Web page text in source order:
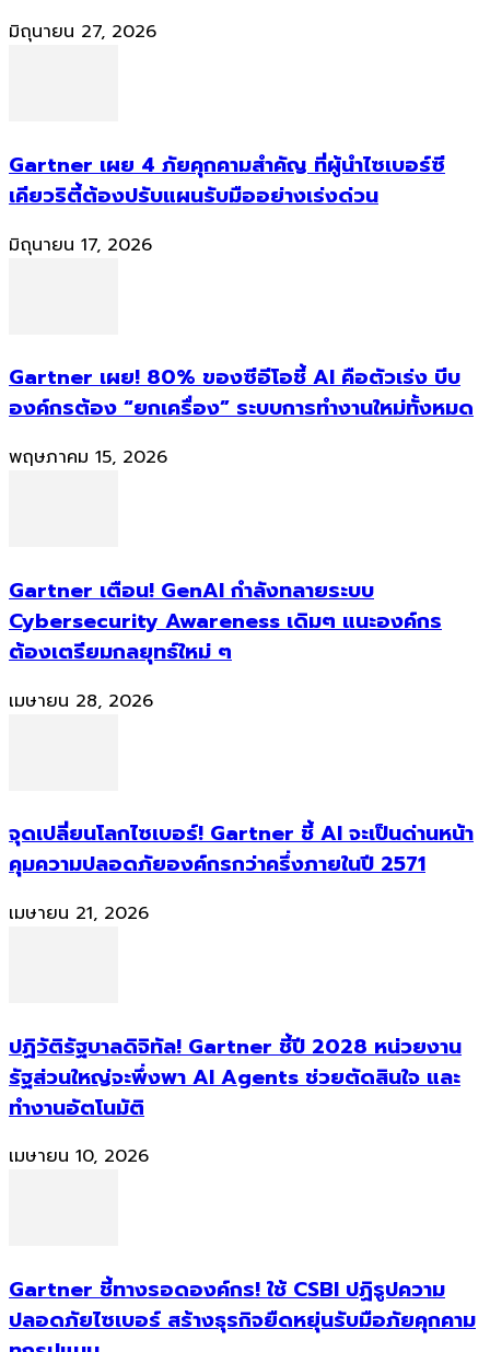
มิถุนายน 27, 2026
Gartner เผย 4 ภัยคุกคามสำคัญ ที่ผู้นำไซเบอร์ซี
เคียวริตี้ต้องปรับแผนรับมืออย่างเร่งด่วน
มิถุนายน 17, 2026
Gartner เผย! 80% ของซีอีโอชี้ AI คือตัวเร่ง บีบ
องค์กรต้อง “ยกเครื่อง” ระบบการทำงานใหม่ทั้งหมด
พฤษภาคม 15, 2026
Gartner เตือน! GenAI กำลังทลายระบบ
Cybersecurity Awareness เดิมๆ แนะองค์กร
ต้องเตรียมกลยุทธ์ใหม่ ๆ
เมษายน 28, 2026
จุดเปลี่ยนโลกไซเบอร์! Gartner ชี้ AI จะเป็นด่านหน้า
คุมความปลอดภัยองค์กรกว่าครึ่งภายในปี 2571
เมษายน 21, 2026
ปฏิวัติรัฐบาลดิจิทัล! Gartner ชี้ปี 2028 หน่วยงาน
รัฐส่วนใหญ่จะพึ่งพา AI Agents ช่วยตัดสินใจ และ
ทำงานอัตโนมัติ
เมษายน 10, 2026
Gartner ชี้ทางรอดองค์กร! ใช้ CSBI ปฏิรูปความ
ปลอดภัยไซเบอร์ สร้างธุรกิจยืดหยุ่นรับมือภัยคุกคาม